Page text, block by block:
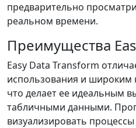
предварительно
реальном времени.
Преимущества
Easy Data Transform
использования и широким
что делает ее идеальным
табличными данными.
визуализировать